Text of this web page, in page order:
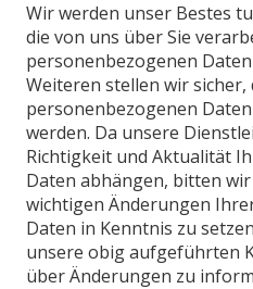
Wir werden unser Bestes
die von uns über Sie
personenbezogenen
Weiteren stellen wir sicher,
personenbezogenen
werden. Da unsere
Richtigkeit und Aktualität
Daten abhängen, bitten
wichtigen Änderungen
Daten in Kenntnis zu
unsere obig aufgeführten
über Änderungen zu